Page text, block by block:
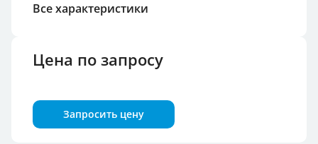
Все характеристики
Цена по запросу
Запросить цену